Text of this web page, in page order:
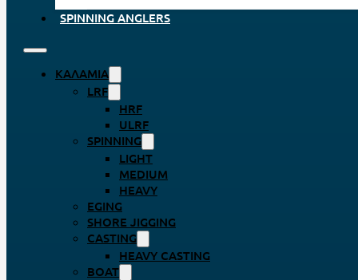
SPINNING ANGLERS
ΚΑΛΆΜΙΑ
LRF
HRF
ULRF
SPINNING
LIGHT
MEDIUM
HEAVY
EGING
SHORE JIGGING
CASTING
HEAVY CASTING
BOAT